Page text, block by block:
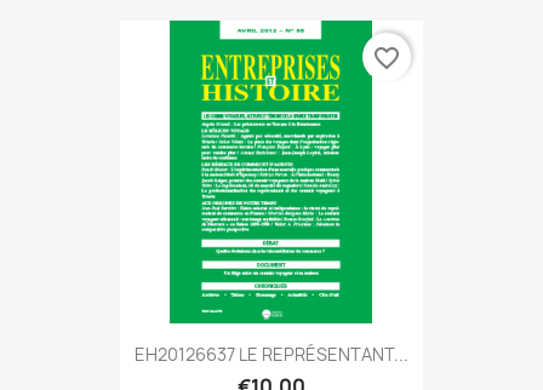
EH20126637 LE REPRÉSENTANT...
favorite_border